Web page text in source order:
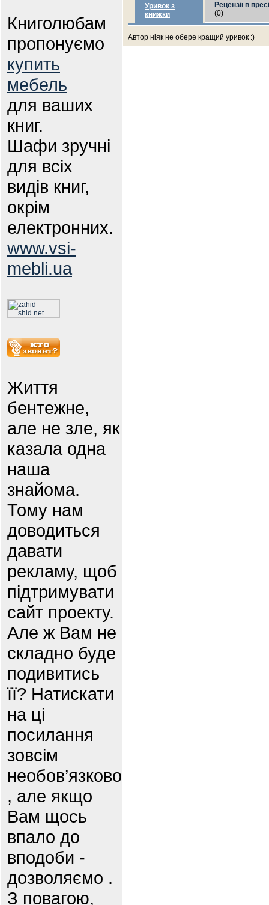
Книголюбам
пропонуємо
купить
мебель
для ваших
книг.
Шафи зручні
для всіх
видів книг,
окрім
електронних.
www.vsi-
mebli.ua
Життя
бентежне,
але не зле, як
казала одна
наша
знайома.
Тому нам
доводиться
давати
рекламу, щоб
підтримувати
сайт проекту.
Але ж Вам не
складно буде
подивитись
її? Натискати
на ці
посилання
зовсім
необов’язково
, але якщо
Вам щось
впало до
вподоби -
дозволяємо .
З повагою,
Уривок з
книжки
Рецензії в пресі
(0)
Автор ніяк не обере кращий уривок :)